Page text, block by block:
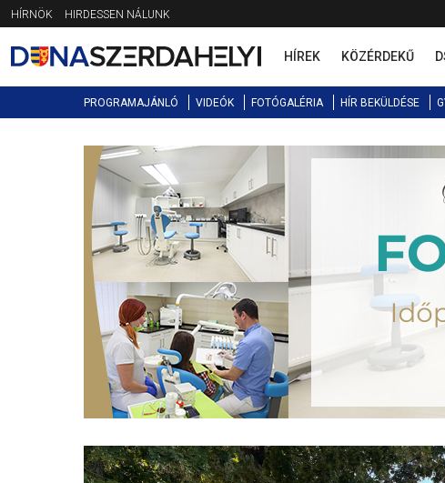
Jump
to
navigation
HÍRNÖK HIRDESSEN NÁLUNK
HÍREK KÖZÉRDEKŰ
PROGRAMAJÁNLÓ VIDEÓK FOTÓGALÉRIA HÍR BEKÜLDÉSE
to
top